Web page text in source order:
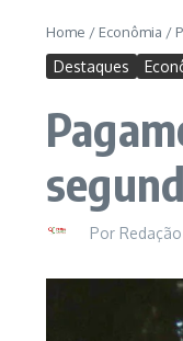
Home / Econômia /
Destaques
Por